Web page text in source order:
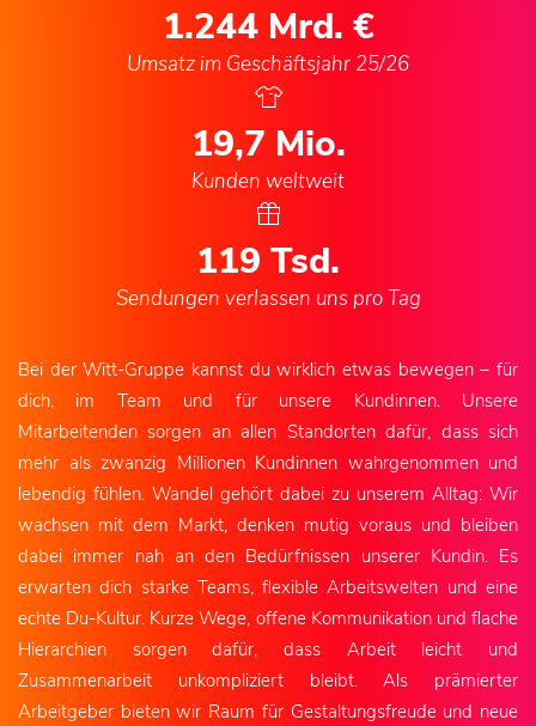
1.244 Mrd. €
Umsatz im Geschäftsjahr 25/26
20,6 Mio.
Kunden weltweit
125 Tsd.
Sendungen verlassen uns pro Tag
Bei der Witt-Gruppe kannst du wirklich etwas bewegen – für
dich, im Team und für unsere Kundinnen. Unsere
Mitarbeitenden sorgen an allen Standorten dafür, dass sich
mehr als zwanzig Millionen Kundinnen wahrgenommen und
lebendig fühlen. Wandel gehört dabei zu unserem Alltag: Wir
wachsen mit dem Markt, denken mutig voraus und bleiben
dabei immer nah an den Bedürfnissen unserer Kundin. Es
erwarten dich starke Teams, flexible Arbeitswelten und eine
echte Du-Kultur. Kurze Wege, offene Kommunikation und flache
Hierarchien sorgen dafür, dass Arbeit leicht und
Zusammenarbeit unkompliziert bleibt. Als prämierter
Arbeitgeber bieten wir Raum für Gestaltungsfreude und neue